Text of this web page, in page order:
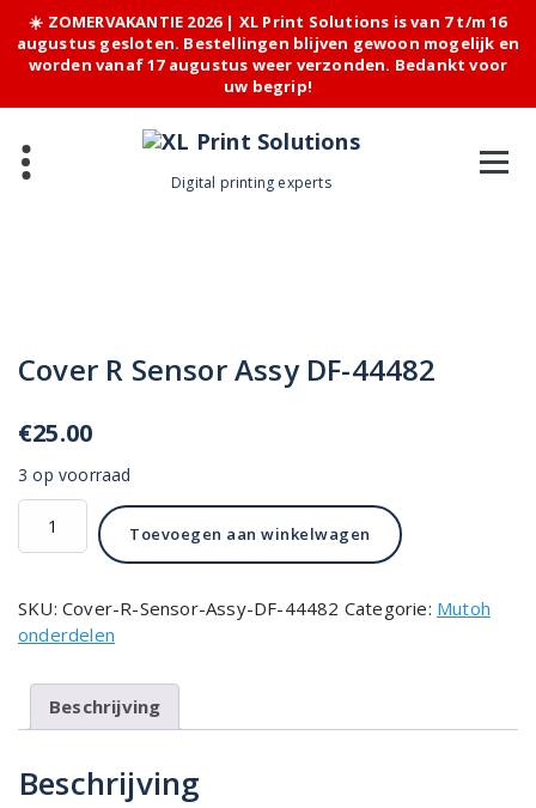
☀️ ZOMERVAKANTIE 2026 | XL Print Solutions is van 7 t/m 16
augustus gesloten. Bestellingen blijven gewoon mogelijk en
worden vanaf 17 augustus weer verzonden. Bedankt voor
uw begrip!
content
Digital printing experts
Cover R Sensor Assy DF-44482
€25.00
3 op voorraad
Cover
DF-
44482
Toevoegen aan winkelwagen
SKU: Cover-R-Sensor-Assy-DF-44482 Categorie: Mutoh
onderdelen
Beschrijving
Beschrijving